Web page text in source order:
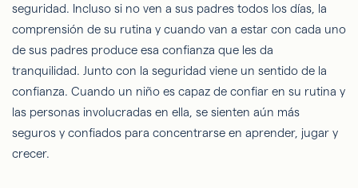
seguridad. Incluso si no ven a sus padres todos los días, la
comprensión de su rutina y cuando van a estar con cada uno
de sus padres produce esa confianza que les da
tranquilidad. Junto con la seguridad viene un sentido de la
confianza. Cuando un niño es capaz de confiar en su rutina y
las personas involucradas en ella, se sienten aún más
seguros y confiados para concentrarse en aprender, jugar y
crecer.